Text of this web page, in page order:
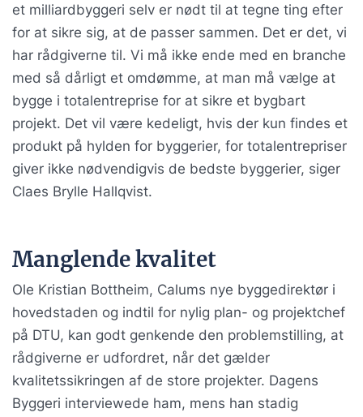
et milliardbyggeri selv er nødt til at tegne ting efter
for at sikre sig, at de passer sammen. Det er det, vi
har rådgiverne til. Vi må ikke ende med en branche
med så dårligt et omdømme, at man må vælge at
bygge i totalentreprise for at sikre et bygbart
projekt. Det vil være kedeligt, hvis der kun findes et
produkt på hylden for byggerier, for totalentrepriser
giver ikke nødvendigvis de bedste byggerier, siger
Claes Brylle Hallqvist.
Manglende kvalitet
Ole Kristian Bottheim, Calums nye byggedirektør i
hovedstaden og indtil for nylig plan- og projektchef
på DTU, kan godt genkende den problemstilling, at
rådgiverne er udfordret, når det gælder
kvalitetssikringen af de store projekter. Dagens
Byggeri interviewede ham, mens han stadig